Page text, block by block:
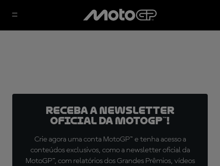
Receba a newsletter
oficial da MotoGP™!
Crie agora uma conta MotoGP™ e tenha acesso a
conteúdos exclusivos, como a newsletter oficial da
MotoGP™, com relatórios dos Grandes Prêmios, vídeos